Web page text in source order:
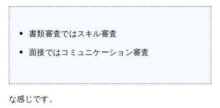
書類審査ではスキル審査
面接ではコミュニケーション審査
な感じです。